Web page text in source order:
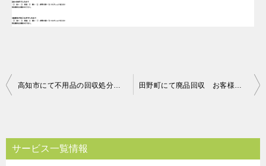
投
ビ
ゲ
高知市にて不用品の回収処分 お客様の声 田野町にて廃品回収 お客様の声
サービス一覧情報